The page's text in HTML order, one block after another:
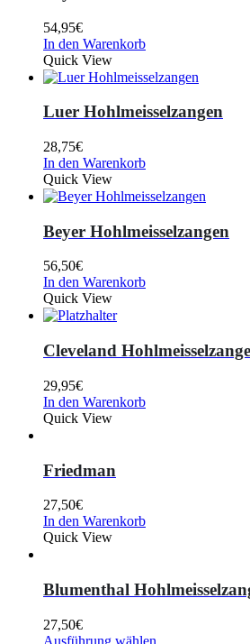
54,95€
In den Warenkorb
Quick View
Luer Hohlmeisselzangen
28,75€
In den Warenkorb
Quick View
Beyer Hohlmeisselzangen
56,50€
In den Warenkorb
Quick View
Cleveland
29,95€
In den Warenkorb
Quick View
Friedman
27,50€
In den Warenkorb
Quick View
Blumenthal
27,50€
Ausführung wählen